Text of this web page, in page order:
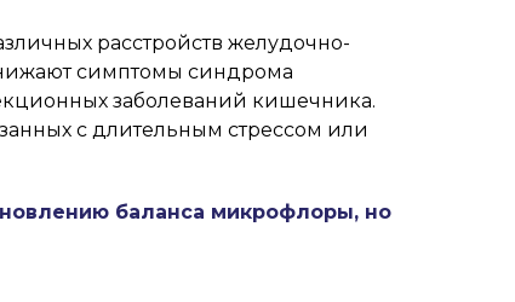
расстройств желудочно-
симптомы синдрома
заболеваний кишечника.
с длительным стрессом или
баланса микрофлоры, но